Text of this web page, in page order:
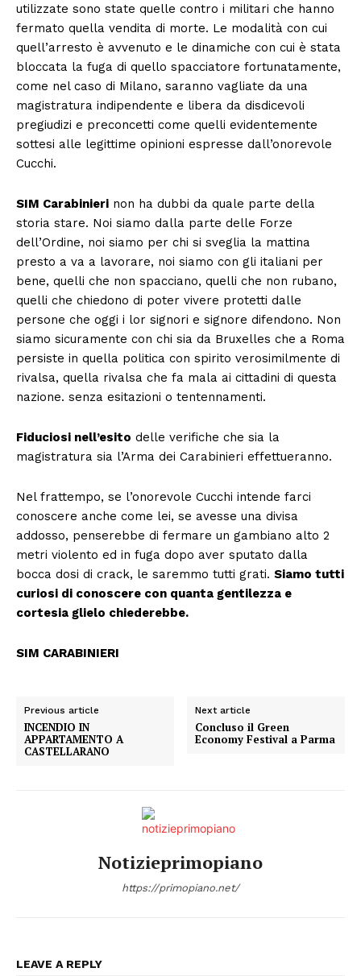
utilizzate sono state quelle contro i militari che hanno
fermato quella vendita di morte. Le modalità con cui
quell’arresto è avvenuto e le dinamiche con cui è stata
bloccata la fuga di quello spacciatore fortunatamente,
come nel caso di Milano, saranno vagliate da una
magistratura indipendente e libera da disdicevoli
pregiudizi e preconcetti come quelli evidentemente
sottesi alle legittime opinioni espresse dall’onorevole
Cucchi.
SIM Carabinieri non ha dubbi da quale parte della
storia stare. Noi siamo dalla parte delle Forze
dell’Ordine, noi siamo per chi si sveglia la mattina
presto a va a lavorare, noi siamo con gli italiani per
bene, quelli che non spacciano, quelli che non rubano,
quelli che chiedono di poter vivere protetti dalle
persone che oggi i lor signori e signore difendono. Non
siamo sicuramente con chi sia da Bruxelles che a Roma
persiste in quella politica con spirito verosimilmente di
rivalsa, quella rivalsa che fa mala ai cittadini di questa
nazione. senza esitazioni o tentennamenti.
Fiduciosi nell’esito delle verifiche che sia la
magistratura sia l’Arma dei Carabinieri effettueranno.
Nel frattempo, se l’onorevole Cucchi intende farci
conoscere anche come lei, se avesse una divisa
addosso, penserebbe di fermare un gambiano alto 2
metri violento ed in fuga dopo aver sputato dalla
bocca dosi di crack, le saremmo tutti grati. Siamo tutti
curiosi di conoscere con quanta gentilezza e
cortesia glielo chiederebbe.
SIM CARABINIERI
Previous article
INCENDIO IN
APPARTAMENTO A
CASTELLARANO
Next article
Concluso il Green
Economy Festival a Parma
Notizieprimopiano
https://primopiano.net/
LEAVE A REPLY